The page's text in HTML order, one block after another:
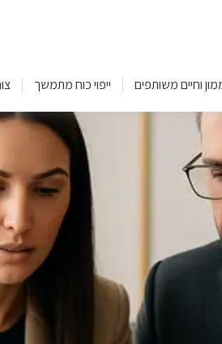
וחיים משותפים ייפוי כוח מתמשך